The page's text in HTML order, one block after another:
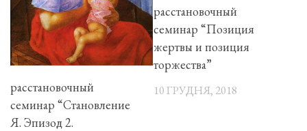
расстановочный
семинар “Становление
Я. Эпизод 2.
расстановочный
семинар “Позиция
жертвы и позиция
торжества”
10 ГРУДНЯ, 2018